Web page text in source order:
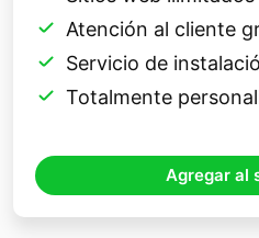
Atención al cliente
Servicio de
Totalmente
Agregar al